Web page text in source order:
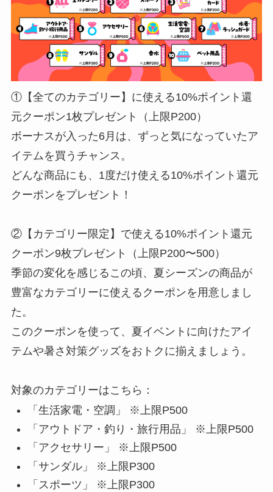
①【全てのカテゴリー】に使える10%ポイント還
元クーポン1枚プレゼント（上限P200）
ボーナスが入った6月は、ずっと気になっていたア
イテムを買うチャンス。
どんな商品にも、1度だけ使える10%ポイント還元
クーポンをプレゼント！
②【カテゴリー限定】で使える10%ポイント還元
クーポン9枚プレゼント（上限P200〜500）
季節の変化を感じるこの頃、夏シーズンの商品が
豊富なカテゴリーに使えるクーポンを用意しまし
た。
このクーポンを使って、夏イベントに向けたアイ
テムや暑さ対策グッズをおトクに揃えましょう。
対象のカテゴリーはこちら：
「生活家電・空調」 ※上限P500
「アウトドア・釣り・旅行用品」 ※上限P500
「アクセサリー」 ※上限P500
「サンダル」 ※上限P300
「スポーツ」 ※上限P300